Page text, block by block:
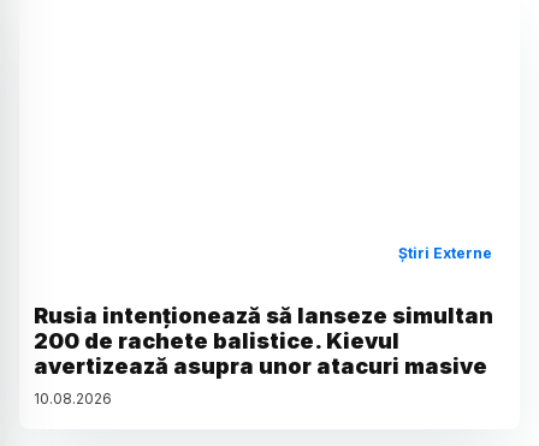
Știri Externe
Rusia intenționează să lanseze simultan
200 de rachete balistice. Kievul
avertizează asupra unor atacuri masive
10.08.2026